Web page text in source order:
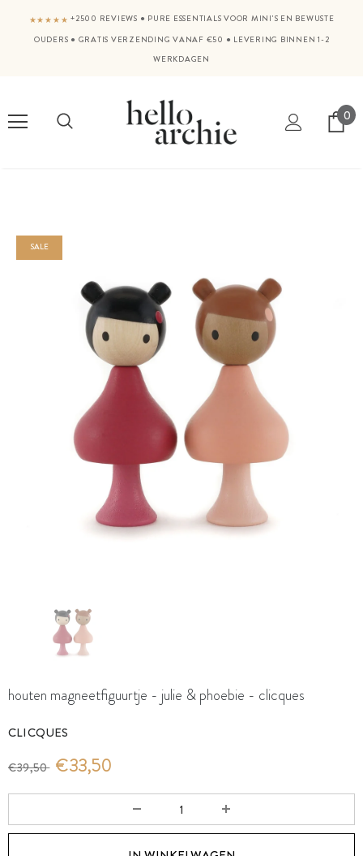
★★★★★ +2500 REVIEWS ● PURE ESSENTIALS VOOR MINI'S EN BEWUSTE
OUDERS ● GRATIS VERZENDING VANAF €50 ● LEVERING BINNEN 1-2
WERKDAGEN
0
SALE
houten magneetfiguurtje - julie & phoebie - clicques
CLICQUES
€39,50 €33,50